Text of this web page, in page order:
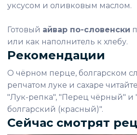
уксусом и оливковым маслом.
Готовый айвар по-словенски
или как наполнитель к хлебу.
Рекомендации
О чёрном перце, болгарском
репчатом луке и сахаре читайте
"Лук-репка", "Перец чёрный" и
болгарский (красный)".
Сейчас смотрят